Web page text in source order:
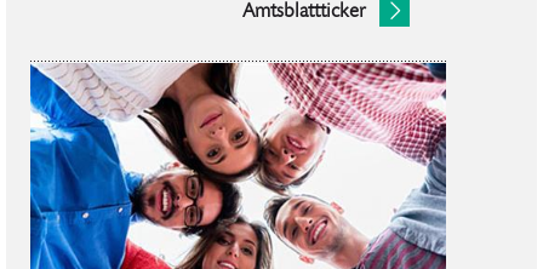
Amtsblattticker